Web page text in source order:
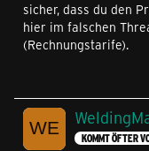
sicher, dass du den
hier im falschen
(Rechnungstarife).
KOMMT ÖFTER